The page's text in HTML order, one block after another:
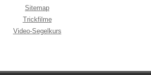
Sitemap
Trickfilme
Video-Segelkurs